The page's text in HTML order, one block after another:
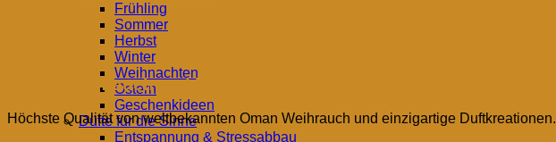
Frühling
Sommer
Herbst
Winter
Weihnachten
Ostern
Geschenkideen
Düfte für die Sinne
Entspannung & Stressabbau
Bester Weihrauch und Räuchermischungen
Höchste Qualität von weltbekannten Oman Weihrauch und einzigartige Duftkreationen.